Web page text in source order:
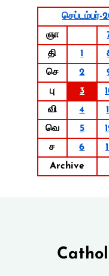
செப்டம்பர்-
ஞா
தி
1
செ
2
பு
3
வி
4
வெ
5
ச
6
Archive